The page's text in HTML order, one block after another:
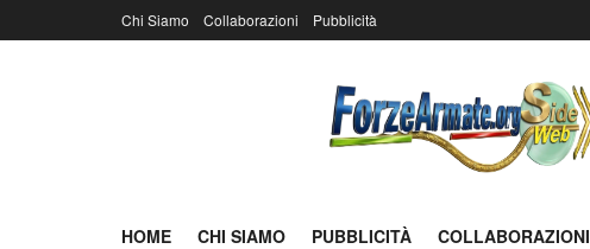
Chi Siamo Collaborazioni Pubblicità
HOME CHI SIAMO PUBBLICITÀ COLLABORAZIONI